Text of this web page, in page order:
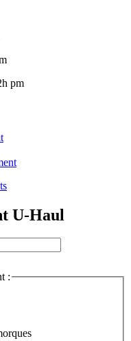
pm
U-Haul
: